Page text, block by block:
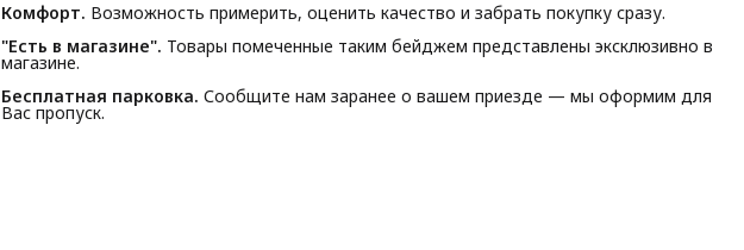
Комфорт. Возможность примерить, оценить качество и забрать покупку сразу.
"Есть в магазине". Товары помеченные таким бейджем представлены эксклюзивно в
магазине.
Бесплатная парковка. Сообщите нам заранее о вашем приезде — мы оформим для
Вас пропуск.